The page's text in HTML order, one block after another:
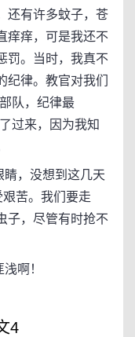
还有许多蚊子，苍
痒痒，可是我还不
罚。当时，我真不
律。教官对我们
队，纪律最
过来，因为我知
，没想到这几天
艰苦。我们要走
子，尽管有时抢不
啊！
4